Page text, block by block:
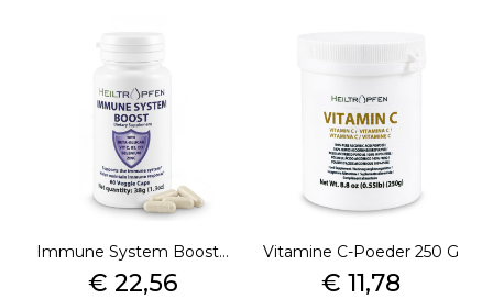
Immune System Boost...
Prijs
€ 22,56
Vitamine C-Poeder 250 G
Prijs
€ 11,78